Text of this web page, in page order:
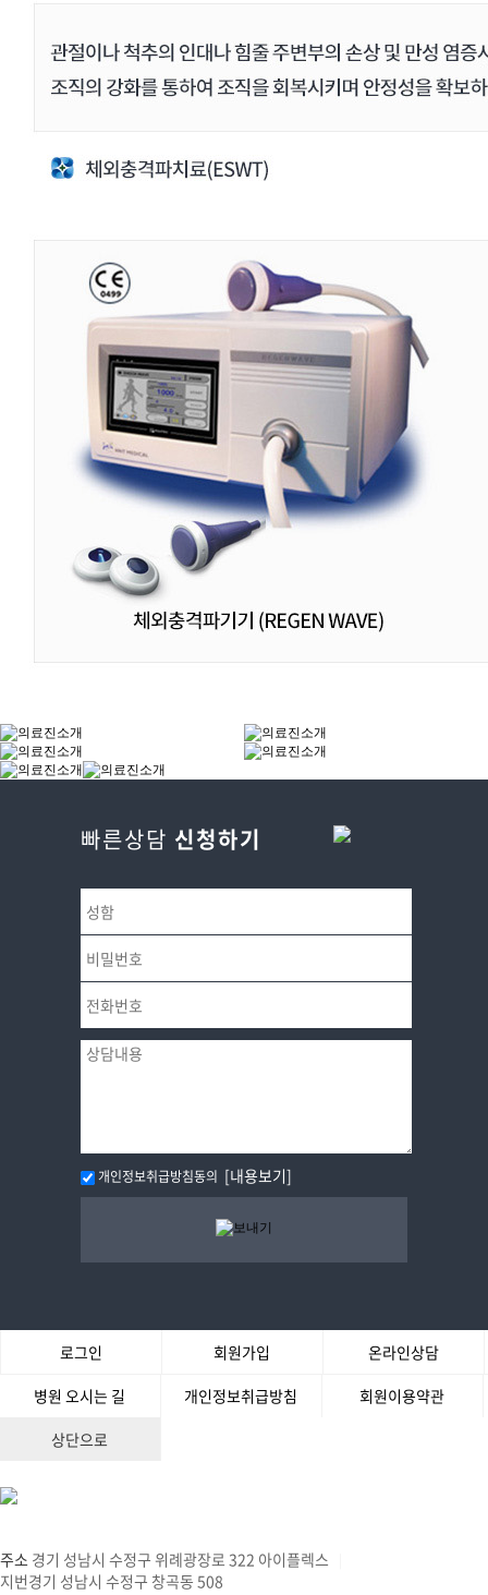
빠른상담 신청하기
개인정보취급방침동의 [내용보기]
로그인 회원가입
온라인상담
병원 오시는 길
개인정보취급방침
회원이용약관
상단으로
주소 경기 성남시 수정구 위례광장로 322 아이플렉스
지번경기 성남시 수정구 창곡동 508